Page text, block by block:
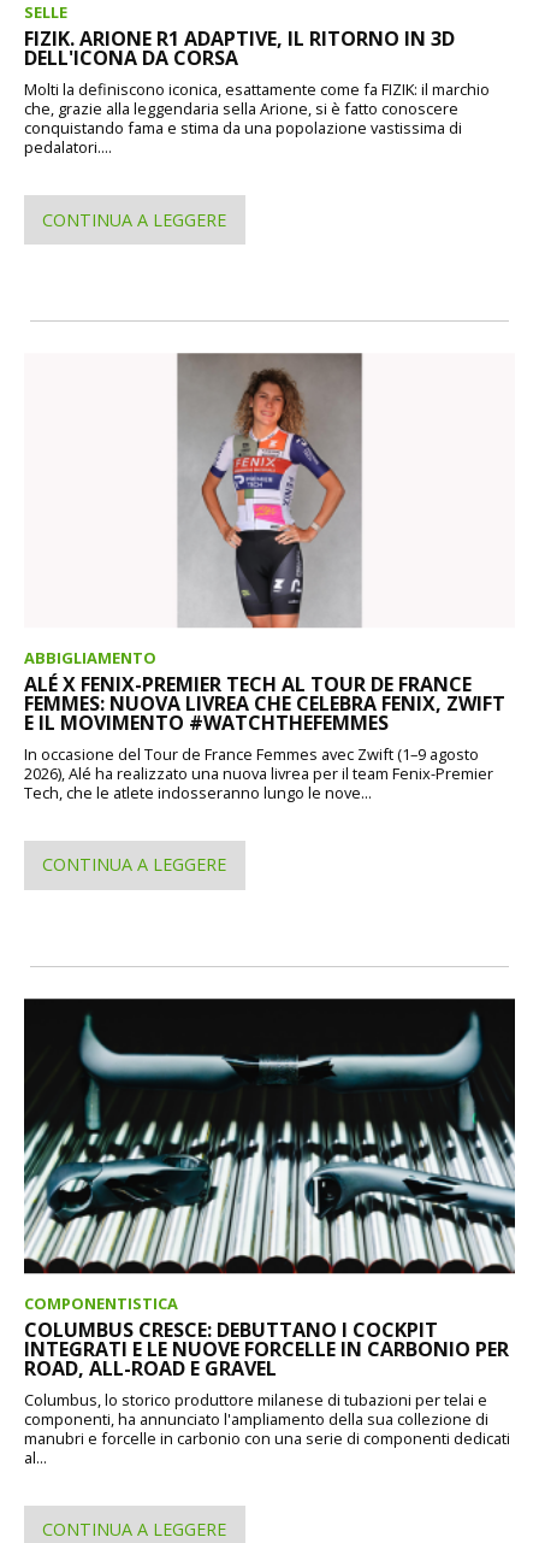
SELLE
FIZIK. ARIONE R1 ADAPTIVE, IL RITORNO IN 3D
DELL'ICONA DA CORSA
Molti la definiscono iconica, esattamente come fa FIZIK: il marchio
che, grazie alla leggendaria sella Arione, si è fatto conoscere
conquistando fama e stima da una popolazione vastissima di
pedalatori....
CONTINUA A LEGGERE
ABBIGLIAMENTO
ALÉ X FENIX-PREMIER TECH AL TOUR DE FRANCE
FEMMES: NUOVA LIVREA CHE CELEBRA FENIX, ZWIFT
E IL MOVIMENTO #WATCHTHEFEMMES
In occasione del Tour de France Femmes avec Zwift (1–9 agosto
2026), Alé ha realizzato una nuova livrea per il team Fenix-Premier
Tech, che le atlete indosseranno lungo le nove...
CONTINUA A LEGGERE
COMPONENTISTICA
COLUMBUS CRESCE: DEBUTTANO I COCKPIT
INTEGRATI E LE NUOVE FORCELLE IN CARBONIO PER
ROAD, ALL-ROAD E GRAVEL
Columbus, lo storico produttore milanese di tubazioni per telai e
componenti, ha annunciato l'ampliamento della sua collezione di
manubri e forcelle in carbonio con una serie di componenti dedicati
al...
CONTINUA A LEGGERE